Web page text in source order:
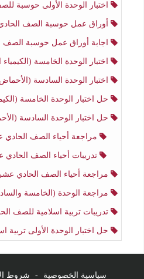
اختبار الوحدة الأولى حوسبة للصف
أوراق عمل حوسبة الصف الحادي
اجابة أوراق عمل حوسبة الصف الحادي
اختبار الوحدة الخامسة (الكيمياء الحيوية - البناء
اختبار الوحدة السادسة (الأحماض النووية والوراثة)
حل اختبار الوحدة الخامسة (الكيمياء الحيوية - البناء
حل اختبار الوحدة السادسة (الأحماض النووية والوراثة)
مراجعة أحياء الصف
تدريبات أحياء الصف
مراجعة أحياء الصف الحادي عشر
مراجعة الوحدة (الخامسة والسادسة) أحياء الصف
تدريبات تربية اسلامية للصف الحادي
حل اختبار الوحدة الأولى تربية اسلامية للصف
سياسية الخصوصية - شروط